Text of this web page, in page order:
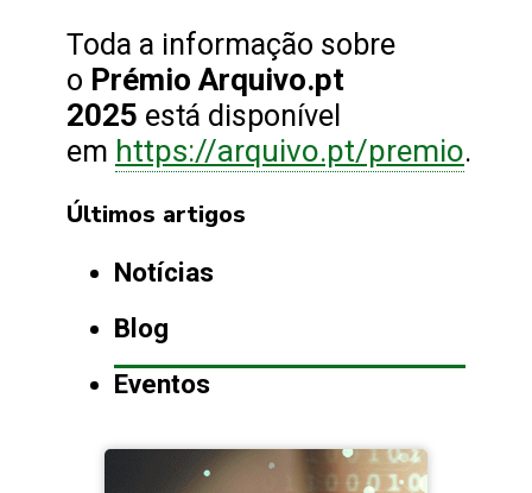
Toda a informação sobre
o Prémio Arquivo.pt
2025 está disponível
em https://arquivo.pt/premio.
Últimos artigos
Notícias
Blog
Eventos